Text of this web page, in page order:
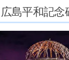
島平和記念